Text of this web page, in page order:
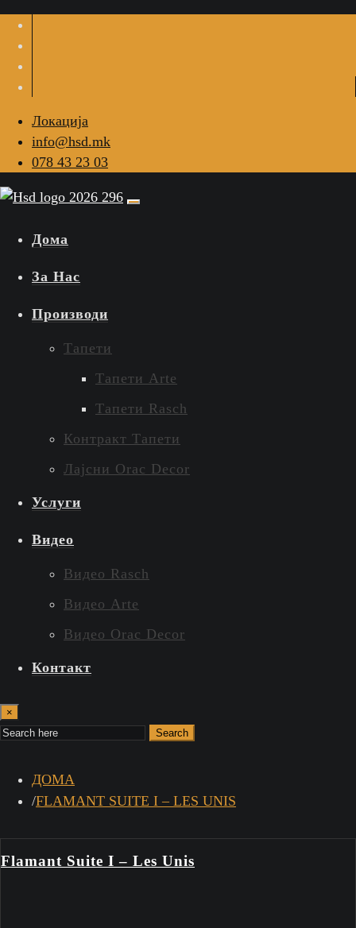
Локација
info@hsd.mk
078 43 23 03
Дома
За Нас
Производи
Тапети
Тапети Arte
Тапети Rasch
Контракт Тапети
Лајсни Orac Decor
Услуги
Видео
Видео Rasch
Видео Arte
Видео Orac Decor
Контакт
×
Search
ДОМА
FLAMANT SUITE I – LES UNIS
Flamant Suite I – Les Unis